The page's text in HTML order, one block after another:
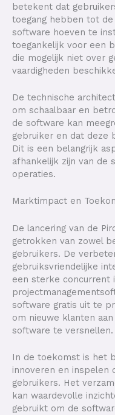
betekent dat
toegang hebben tot
software hoeven te
toegankelijk voor een
die mogelijk niet over
vaardigheden
De technische
om schaalbaar en
de software kan
gebruiker en dat deze
Dit is een belangrijk
afhankelijk zijn van de
operaties.
Marktimpact en
De lancering van de
getrokken van zowel
gebruikers. De
gebruiksvriendelijke
een sterke concurrent
software gratis uit te
om nieuwe klanten
software te versnellen.
In de toekomst is het
innoveren en inspelen
gebruikers. Het
kan waardevolle
gebruikt om de